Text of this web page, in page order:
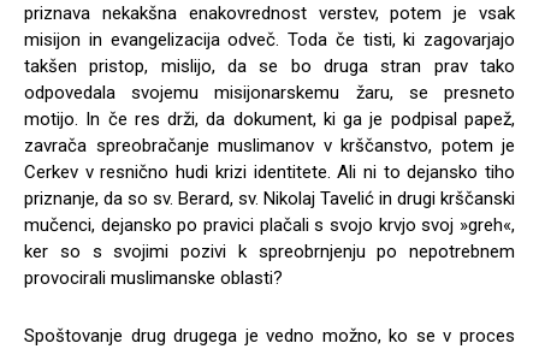
priznava nekakšna enakovrednost verstev, potem je vsak
misijon in evangelizacija odveč. Toda če tisti, ki zagovarjajo
takšen pristop, mislijo, da se bo druga stran prav tako
odpovedala svojemu misijonarskemu žaru, se presneto
motijo. In če res drži, da dokument, ki ga je podpisal papež,
zavrača spreobračanje muslimanov v krščanstvo, potem je
Cerkev v resnično hudi krizi identitete. Ali ni to dejansko tiho
priznanje, da so sv. Berard, sv. Nikolaj Tavelić in drugi krščanski
mučenci, dejansko po pravici plačali s svojo krvjo svoj »greh«,
ker so s svojimi pozivi k spreobrnjenju po nepotrebnem
provocirali muslimanske oblasti?
Spoštovanje drug drugega je vedno možno, ko se v proces